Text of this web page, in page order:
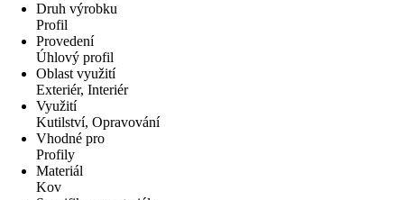
Druh výrobku
Profil
Provedení
Úhlový profil
Oblast využití
Exteriér, Interiér
Využití
Kutilství, Opravování
Vhodné pro
Profily
Materiál
Kov